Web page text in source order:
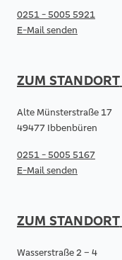
0251 - 5005 5921
E-Mail senden
ZUM STANDORT
Alte Münsterstraße 17
49477 Ibbenbüren
0251 - 5005 5167
E-Mail senden
ZUM STANDORT
Wasserstraße 2 – 4